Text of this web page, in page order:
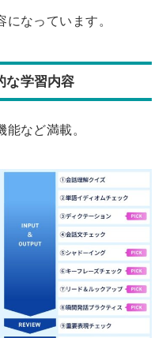
なっています。
な学習内容
など満載。